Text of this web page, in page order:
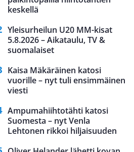
keskellä
Yleisurheilun U20 MM-kisat
5.8.2026 – Aikataulu, TV &
suomalaiset
Kaisa Mäkäräinen katosi
vuorille – nyt tuli ensimmäinen
viesti
Ampumahiihtotähti katosi
Suomesta – nyt Venla
Lehtonen rikkoi hiljaisuuden